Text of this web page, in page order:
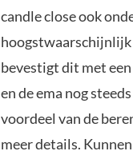
candle close ook
hoogstwaarschijnlijk
bevestigt dit met
en de ema nog
voordeel van de
meer details.